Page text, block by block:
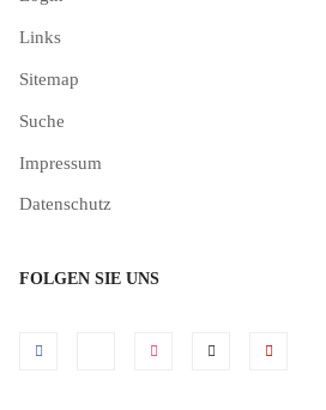
Links
Sitemap
Suche
Impressum
Datenschutz
FOLGEN SIE UNS